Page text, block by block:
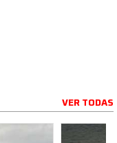
VER TODAS